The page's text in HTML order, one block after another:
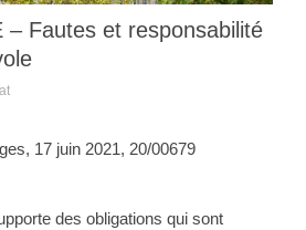
– Fautes et responsabilité
17 juin 2021, 20/00679
des obligations qui sont